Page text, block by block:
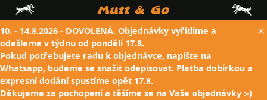
10. - 14.8.2026 - DOVOLENÁ. Objednávky vyřídíme a
odešleme v týdnu od pondělí 17.8.
Pokud potřebujete radu k objednávce, napište na
Whatsapp, budeme se snažit odepisovat. Platba dobírkou a
expresní dodání spustíme opět 17.8.
Děkujeme za pochopení a těšíme se na Vaše objednávky :-)
×